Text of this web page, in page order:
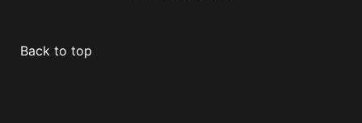
Back to top